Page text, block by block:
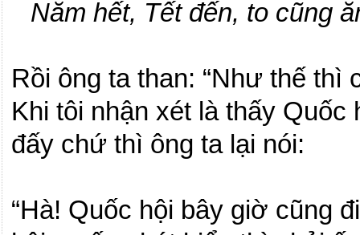
Năm hết, Tết đến, to cũng
Rồi ông ta than: “Như thế
Khi tôi nhận xét là thấy Quốc
đấy chứ thì ông ta lại nói:
“Hà! Quốc hội bây giờ cũng